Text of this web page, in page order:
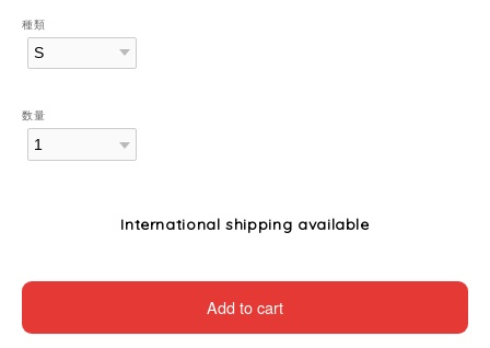
種類
数量
International shipping available
Add to cart